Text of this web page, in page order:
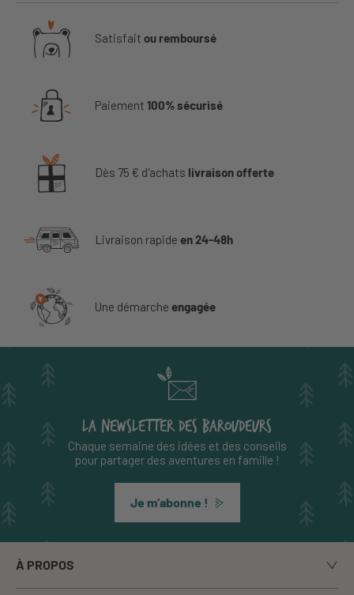
Satisfait ou remboursé
Paiement 100% sécurisé
Dès 75 € d'achats livraison offerte
Livraison rapide en 24-48h
Une démarche engagée
LA NEWSLETTER DES BAROUDEURS
Chaque semaine des idées et des conseils
pour partager des aventures en famille !
Je m’abonne !
À PROPOS
Notre histoire